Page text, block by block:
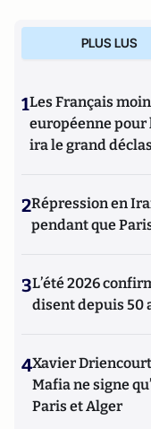
PLUS LUS
1Les Français
européenne pour
ira le grand
2Répression en
pendant que
3L’été 2026
disent depuis 50
4Xavier
Mafia ne signe
Paris et Alger